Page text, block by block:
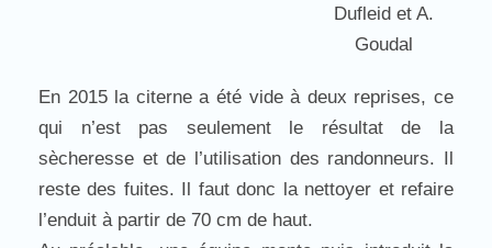
Dufleid et A.
Goudal
En 2015 la citerne a été vide à deux reprises, ce
qui n’est pas seulement le résultat de la
sècheresse et de l’utilisation des randonneurs. Il
reste des fuites. Il faut donc la nettoyer et refaire
l’enduit à partir de 70 cm de haut.